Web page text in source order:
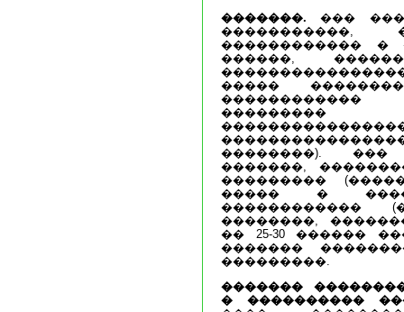
�������. ���
�����������,
������������ �
������,
�����
���������
��������).
�������,
���������
����� �
������������
��������,
�� 25-30 ������
�������
���������.
�������
� ����������